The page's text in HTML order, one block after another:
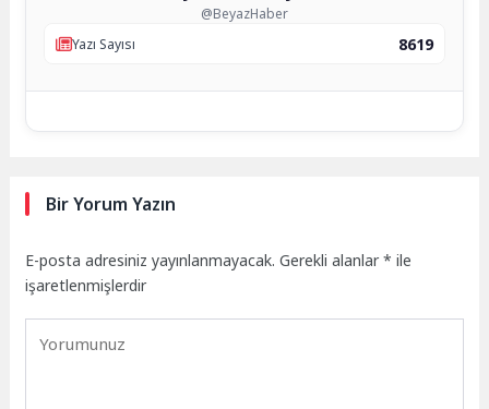
@BeyazHaber
Yazı Sayısı
8619
Bir Yorum Yazın
E-posta adresiniz yayınlanmayacak. Gerekli alanlar* ile
işaretlenmişlerdir